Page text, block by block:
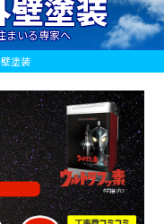
まいる専家へ
塗装